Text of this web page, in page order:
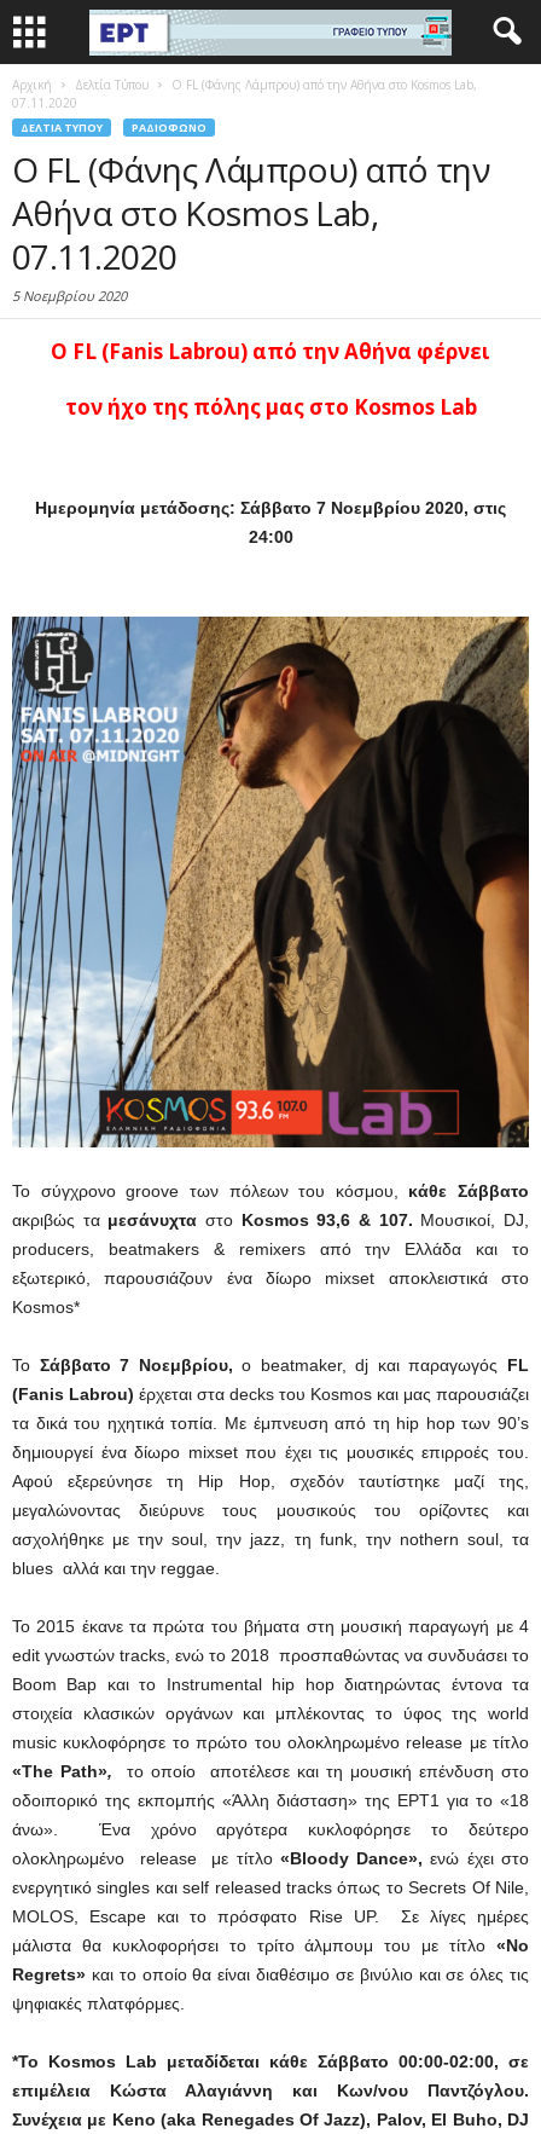
Αρχική Δελτία Τύπου
O FL (Φάνης Λάμπρου) από την Αθήνα στο Kosmos Lab,
07.11.2020
ΔΕΛΤΊΑ ΤΎΠΟΥ ΡΑΔΙΌΦΩΝΟ
O FL (Φάνης Λάμπρου) από την
Αθήνα στο Kosmos Lab,
07.11.2020
5 Νοεμβρίου 2020
Ο FL (Fanis Labrou) από την Αθήνα φέρνει
τον ήχο της πόλης μας στο Kosmos Lab
Ημερομηνία μετάδοσης: Σάββατο 7 Νοεμβρίου 2020, στις
24:00
Το σύγχρονο groove των πόλεων του κόσμου, κάθε Σάββατο
ακριβώς τα μεσάνυχτα στο Kosmos 93,6 & 107. Μουσικοί, DJ,
producers, beatmakers & remixers από την Ελλάδα και το
εξωτερικό, παρουσιάζουν ένα δίωρο mixset αποκλειστικά στο
Kosmos*
Το Σάββατο 7 Νοεμβρίου, ο beatmaker, dj και παραγωγός FL
(Fanis Labrou) έρχεται στα decks του Kosmos και μας παρουσιάζει
τα δικά του ηχητικά τοπία. Με έμπνευση από τη hip hop των 90’s
δημιουργεί ένα δίωρο mixset που έχει τις μουσικές επιρροές του.
Αφού εξερεύνησε τη Hip Hop, σχεδόν ταυτίστηκε μαζί της,
μεγαλώνοντας διεύρυνε τους μουσικούς του ορίζοντες και
ασχολήθηκε με την soul, την jazz, τη funk, την nothern soul, τα
blues αλλά και την reggae.
Το 2015 έκανε τα πρώτα του βήματα στη μουσική παραγωγή με 4
edit γνωστών tracks, ενώ το 2018 προσπαθώντας να συνδυάσει το
Βoom Bap και το Instrumental hip hop διατηρώντας έντονα τα
στοιχεία κλασικών οργάνων και μπλέκοντας το ύφος της world
music κυκλοφόρησε το πρώτο του ολοκληρωμένο release με τίτλο
«The Path»,
τo οποίo αποτέλεσε και τη μουσική επένδυση στο
οδοιπορικό της εκπομπής «Άλλη διάσταση» της ΕΡΤ1 για το «18
άνω». Ένα χρόνο αργότερα κυκλοφόρησε το δεύτερο
ολοκληρωμένο release
με τίτλο«Bloody Dance»,ενώ έχει στο
ενεργητικό singles και self released tracks όπως το Secrets Of Nile,
MOLOS, Escape και το πρόσφατο Rise UP. Σε λίγες ημέρες
μάλιστα θα κυκλοφορήσει το τρίτο άλμπουμ του με τίτλο «Νo
Regrets» και το οποίο θα είναι διαθέσιμο σε βινύλιο και σε όλες τις
ψηφιακές πλατφόρμες.
*Το Kosmos Lab μεταδίδεται κάθε Σάββατο 00:00-02:00, σε
επιμέλεια Κώστα Αλαγιάννη και Κων/νου Παντζόγλου.
Συνέχεια με Keno (aka Renegades Of Jazz), Palov, El Buho, DJ